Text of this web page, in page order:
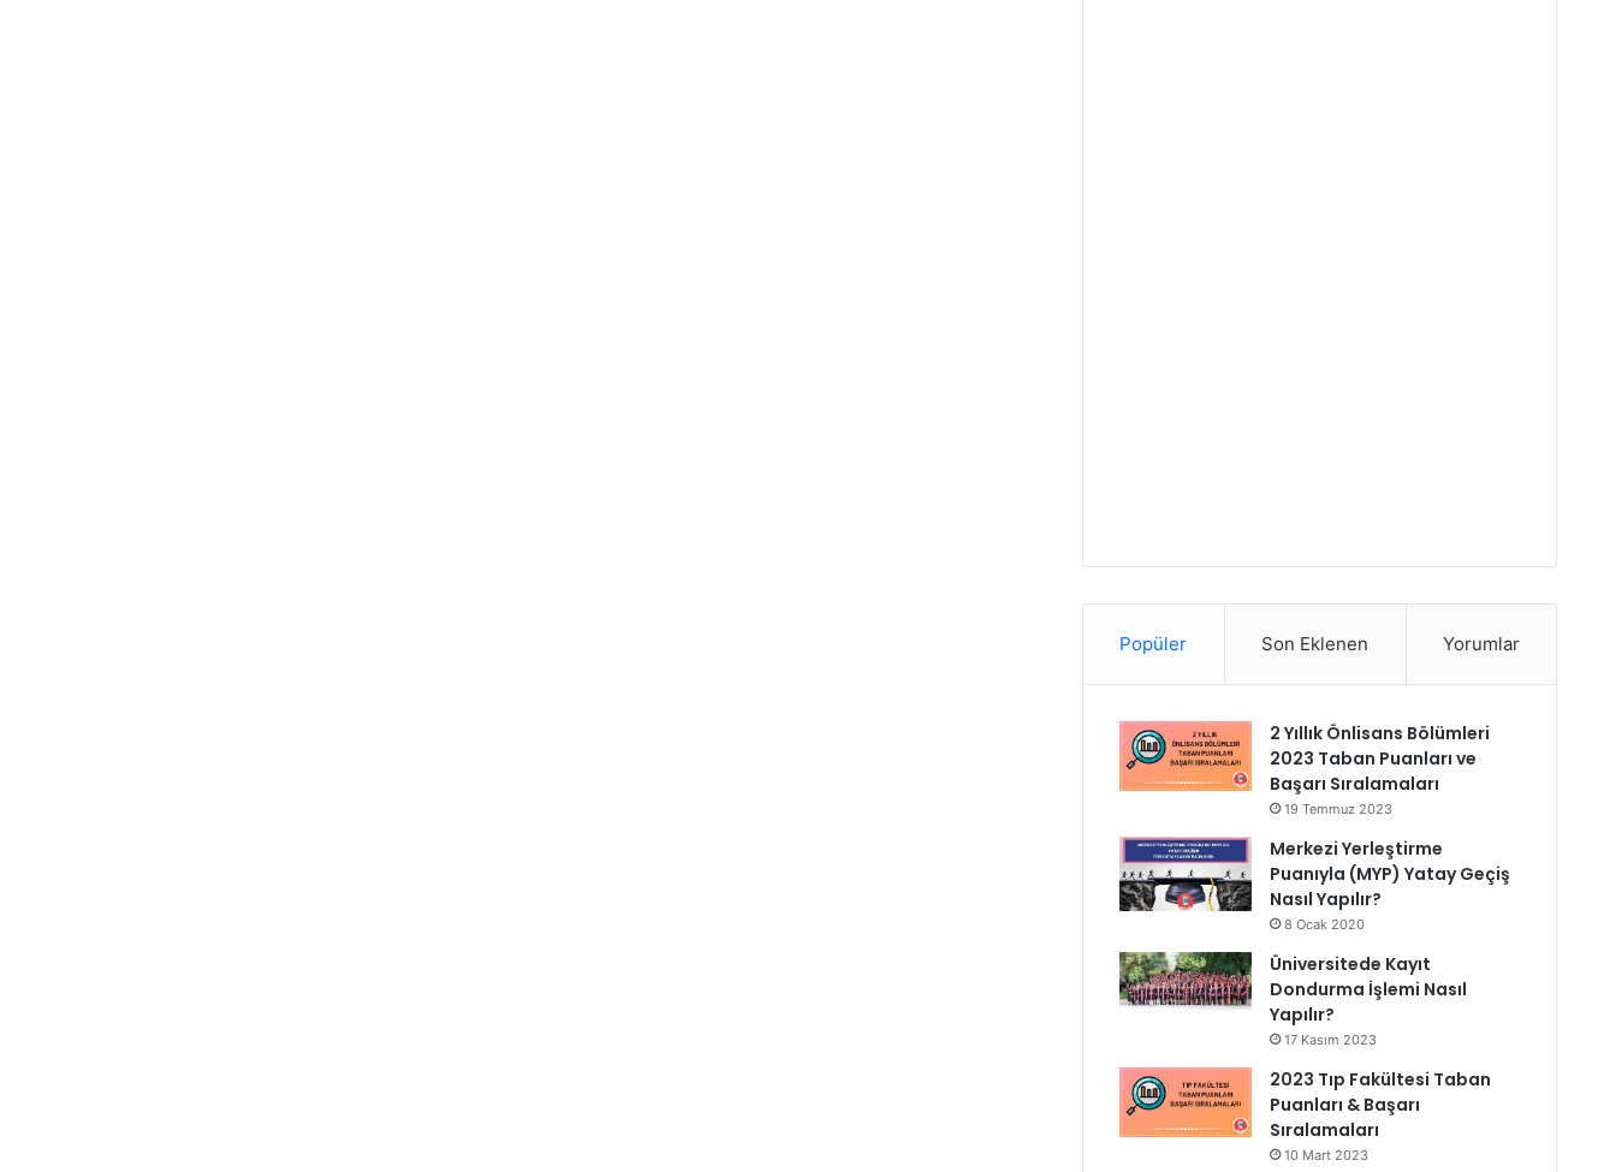
Popüler Son Eklenen Yorumlar
2 Yıllık Önlisans Bölümleri
2023 Taban Puanları ve
Başarı Sıralamaları
19 Temmuz 2023
Merkezi Yerleştirme
Puanıyla (MYP) Yatay Geçiş
Nasıl Yapılır?
8 Ocak 2020
Üniversitede Kayıt
Dondurma İşlemi Nasıl
Yapılır?
17 Kasım 2023
2023 Tıp Fakültesi Taban
Puanları & Başarı
Sıralamaları
10 Mart 2023